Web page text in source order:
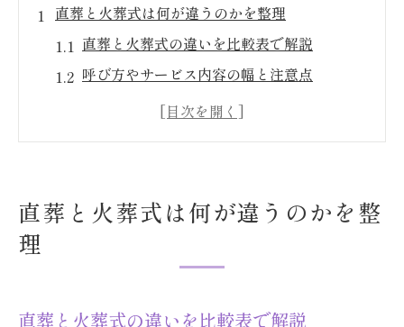
直葬と火葬式は何が違うのかを整理
直葬と火葬式の違いを比較表で解説
呼び方やサービス内容の幅と注意点
直葬が選ばれる背景と火葬式の特徴
直葬を選ぶメリットと火葬式の違い
直葬に向くケースと適さない場合
直葬と火葬式は何が違うのかを整
理
直葬と火葬式の違いを比較表で解説